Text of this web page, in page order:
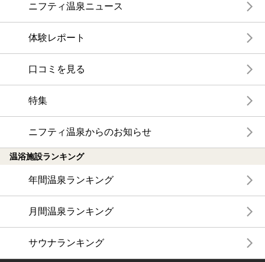
ニフティ温泉ニュース
体験レポート
口コミを見る
特集
ニフティ温泉からのお知らせ
温浴施設ランキング
年間温泉ランキング
月間温泉ランキング
サウナランキング